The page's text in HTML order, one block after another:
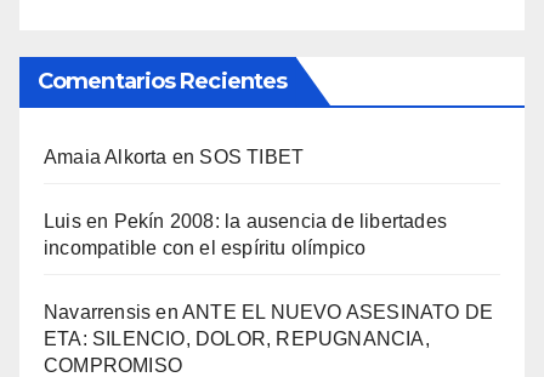
Comentarios Recientes
Amaia Alkorta en SOS TIBET
Luisen Pekí­n 2008: la ausencia de libertades
incompatible con el espí­ritu olí­mpico
Navarrensis enANTE EL NUEVO ASESINATO DE
ETA: SILENCIO, DOLOR, REPUGNANCIA,
COMPROMISO